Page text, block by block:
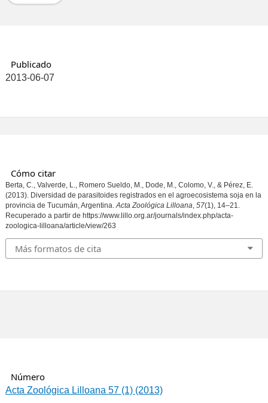
Publicado
2013-06-07
Cómo citar
Berta, C., Valverde, L., Romero Sueldo, M., Dode, M., Colomo, V., & Pérez, E.
(2013). Diversidad de parasitoides registrados en el agroecosistema soja en la
provincia de Tucumán, Argentina. Acta Zoológica Lilloana 57(1), 14–21.
Recuperado a partir de https://www.lillo.org.ar/journals/index.php/acta-
zoologica-lilloana/article/view/263
Más formatos de cita
Número
Acta Zoológica Lilloana 57 (1) (2013)